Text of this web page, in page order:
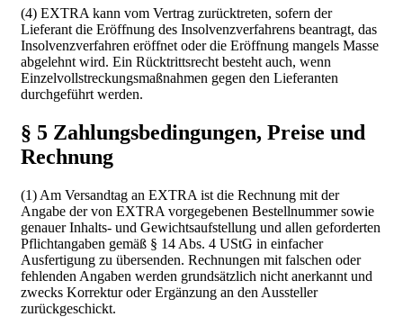
(4) EXTRA kann vom Vertrag zurücktreten, sofern der
Lieferant die Eröffnung des Insolvenzverfahrens beantragt, das
Insolvenzverfahren eröffnet oder die Eröffnung mangels Masse
abgelehnt wird. Ein Rücktrittsrecht besteht auch, wenn
Einzelvollstreckungsmaßnahmen gegen den Lieferanten
durchgeführt werden.
§ 5 Zahlungsbedingungen, Preise und
Rechnung
(1) Am Versandtag an EXTRA ist die Rechnung mit der
Angabe der von EXTRA vorgegebenen Bestellnummer sowie
genauer Inhalts- und Gewichtsaufstellung und allen geforderten
Pflichtangaben gemäß § 14 Abs. 4 UStG in einfacher
Ausfertigung zu übersenden. Rechnungen mit falschen oder
fehlenden Angaben werden grundsätzlich nicht anerkannt und
zwecks Korrektur oder Ergänzung an den Aussteller
zurückgeschickt.